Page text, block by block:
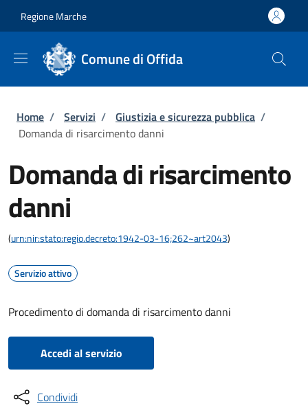
Regione Marche
Comune di Offida
Briciole di pane
Home / Servizi / Giustizia e sicurezza pubblica /
Domanda di risarcimento danni
Domanda di risarcimento
danni
(urn:nir:stato:regio.decreto:1942-03-16;262~art2043)
Servizio attivo
Procedimento di domanda di risarcimento danni
Accedi al servizio
Condividi